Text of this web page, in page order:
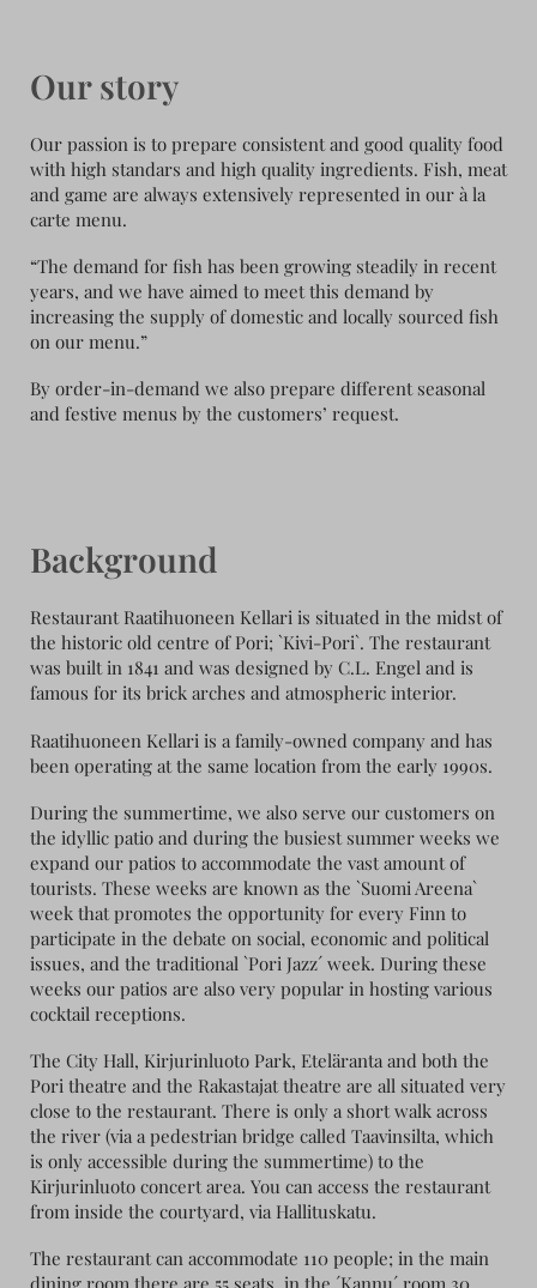
Our story
Our passion is to prepare consistent and good quality food
with high standars and high quality ingredients. Fish, meat
and game are always extensively represented in our à la
carte menu.
“The demand for fish has been growing steadily in recent
years, and we have aimed to meet this demand by
increasing the supply of domestic and locally sourced fish
on our menu.”
By order-in-demand we also prepare different seasonal
and festive menus by the customers’ request.
Background
Restaurant Raatihuoneen Kellari is situated in the midst of
the historic old centre of Pori; `Kivi-Pori`. The restaurant
was built in 1841 and was designed by C.L. Engel and is
famous for its brick arches and atmospheric interior.
Raatihuoneen Kellari is a family-owned company and has
been operating at the same location from the early 1990s.
During the summertime, we also serve our customers on
the idyllic patio and during the busiest summer weeks we
expand our patios to accommodate the vast amount of
tourists. These weeks are known as the `Suomi Areena`
week that promotes the opportunity for every Finn to
participate in the debate on social, economic and political
issues, and the traditional `Pori Jazz´ week. During these
weeks our patios are also very popular in hosting various
cocktail receptions.
The City Hall, Kirjurinluoto Park, Eteläranta and both the
Pori theatre and the Rakastajat theatre are all situated very
close to the restaurant. There is only a short walk across
the river (via a pedestrian bridge called Taavinsilta, which
is only accessible during the summertime) to the
Kirjurinluoto concert area. You can access the restaurant
from inside the courtyard, via Hallituskatu.
The restaurant can accommodate 110 people; in the main
dining room there are 55 seats, in the ´Kannu´ room 30